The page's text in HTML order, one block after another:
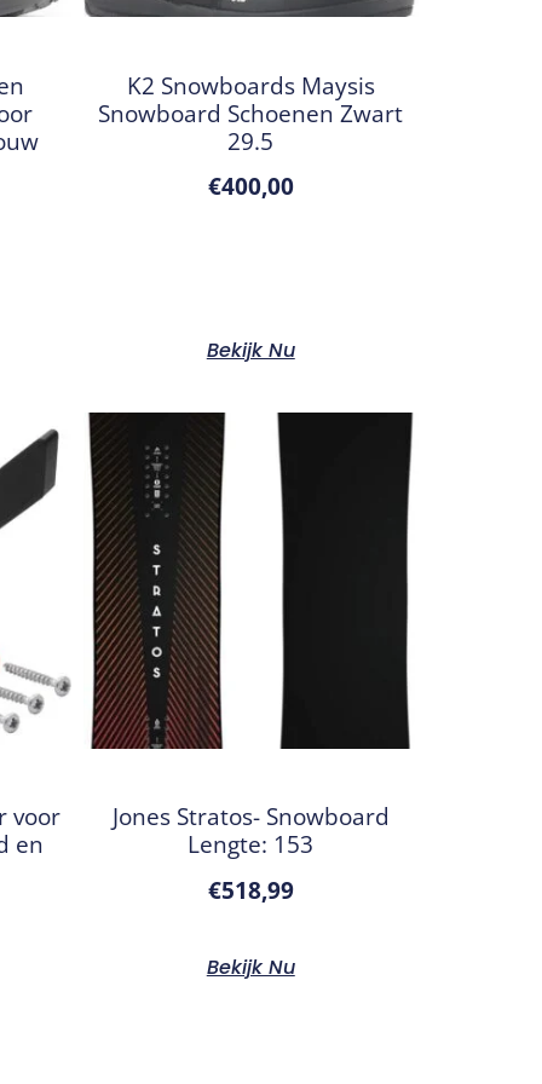
K2 Snowboards Maysis
Snowboard Schoenen Zwart
29.5
€400,00
Bekijk Nu
voor
en
Jones Stratos- Snowboard
Lengte: 153
€518,99
Bekijk Nu